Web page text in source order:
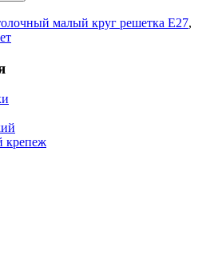
малый круг решетка Е27,
крепеж